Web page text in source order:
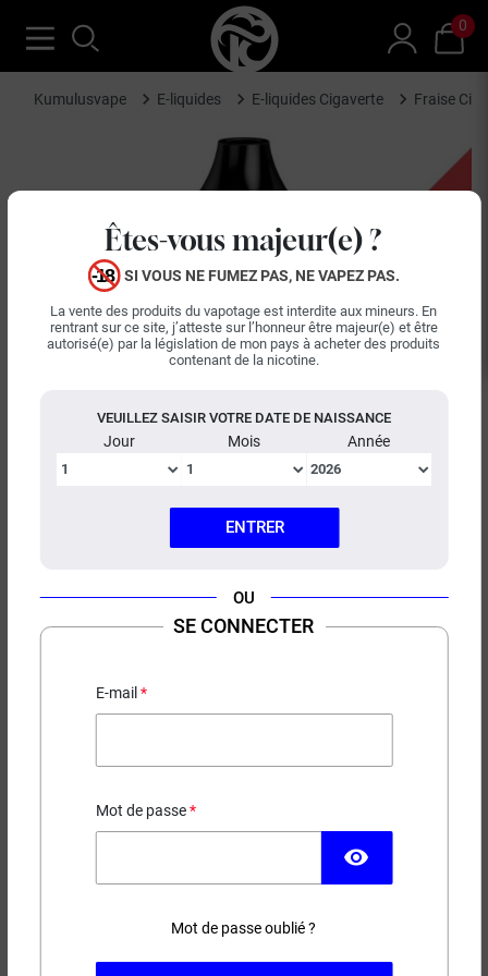
Êtes-vous majeur(e) ?
SI VOUS NE FUMEZ PAS, NE VAPEZ PAS.
La vente des produits du vapotage est interdite aux mineurs. En
rentrant sur ce site, j’atteste sur l’honneur être majeur(e) et être
autorisé(e) par la législation de mon pays à acheter des produits
contenant de la nicotine.
VEUILLEZ SAISIR VOTRE DATE DE NAISSANCE
Jour Mois Année
ENTRER
OU
SE CONNECTER
E-mail
Mot de passe
visibility
Mot de passe oublié ?
0
Kumulusvape E-liquides E-liquides Cigaverte Fraise
E-LIQUIDE FRAISE CIGAVERTE
5,50 €
Contenance
AJOUTER AU PANIER